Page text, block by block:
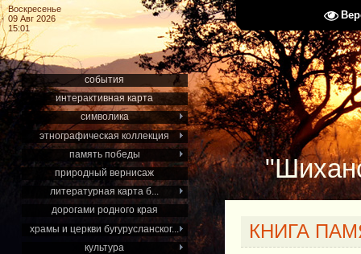
Воскресенье
09 Авг 2026
15:01
события
интерактивная карта
символика
этнографическая коллекция
память победы
природный вернисаж
литературная карта б...
дорогами родного края
храмы и церкви бугурусланског...
культура
КНИГА